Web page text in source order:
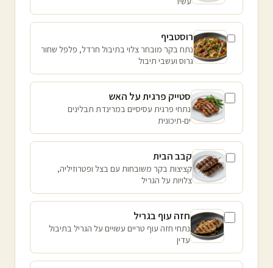
רוסטביף
נתח בקר מובחר צלוי בתיבול חרדל, פלפל שחור
גרוס ועשבי תיבול
סטייק פרגית על האש
נתחי פרגית עסיסיים במרינדת תבלינים
ים-תיכונית
קבב הבית
קציצות בקר משובחות עם בצל ופטרוזיליה,
צלויות על הגריל
חזה עוף בגריל
נתחי חזה עוף טריים עשויים על הגריל בתיבול
עדין